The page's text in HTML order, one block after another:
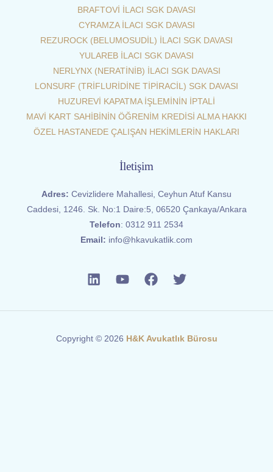
BRAFTOVİ İLACI SGK DAVASI
CYRAMZA İLACI SGK DAVASI
REZUROCK (BELUMOSUDİL) İLACI SGK DAVASI
YULAREB İLACI SGK DAVASI
NERLYNX (NERATİNİB) İLACI SGK DAVASI
LONSURF (TRİFLURİDİNE TİPİRACİL) SGK DAVASI
HUZUREVİ KAPATMA İŞLEMİNİN İPTALİ
MAVİ KART SAHİBİNİN ÖĞRENİM KREDİSİ ALMA HAKKI
ÖZEL HASTANEDE ÇALIŞAN HEKİMLERİN HAKLARI
İletişim
Adres: Cevizlidere Mahallesi, Ceyhun Atuf Kansu
Caddesi, 1246. Sk. No:1 Daire:5, 06520 Çankaya/Ankara
Telefon: 0312 911 2534
Email: info@hkavukatlik.com
Copyright © 2026 H&K Avukatlık Bürosu